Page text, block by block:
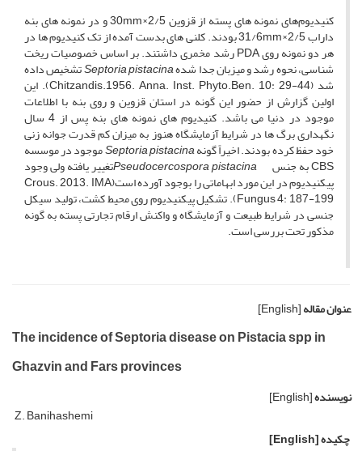
کنیدیوم‌های نمونه های پسته از قزوین 2/5×30mm و در نمونه های بنه
داراب 2/5×31/6mm بودند. کلنی های بدست آمده از تک کنیدیوم ها در
هر دو نمونه روی PDA رشد مخمری داشتند. بر اساس خصوصیات ریخت
شناسی، نحوه رشد و میزبان جدا شدهSeptoria pistacinaتشخیص داده
شد (Chitzandis.1956. Anna. Inst. Phyto.Ben. 10: 29-44). این
اولین گزارش از حضور این گونه در استان قزوین و روی بنه با اطلاعات
موجود در دنیا می باشد. کنیدیوم های نمونه های بنه پس از 4 سال
نگهداری برگ ها در شرایط آزمایشگاه هنوز به میزان کم قدرت جوانه زنی
خود حفظ کرده بودند. اخیراً گونهSeptoria pistacinaموجود در موسسه
CBS به جنس Pseudocercospora pistacinaتغییر یافته ولی وجود
پیکنیدیوم در این مورد ابهاماتی را بوجود آورده است(Crous. 2013. IMA
Fungus 4: 187-199). تشکیل پیکنیدیوم روی محیط کشت، تولید سیکل
جنسی در شرایط طبیعت و آزمایشگاه و واکنش ارقام تجارتی پسته به گونه
مذکور تحت بررسی است.
عنوان مقاله[English]
The incidence of Septoria disease on Pistacia spp in
Ghazvin and Fars provinces
نویسنده[English]
Z. Banihashemi
چکیده[English]